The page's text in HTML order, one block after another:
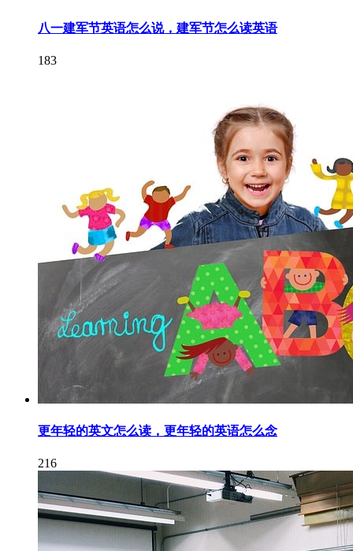
八一建军节英语怎么说，建军节怎么读英语
183
更年轻的英文怎么读，更年轻的英语怎么念
216